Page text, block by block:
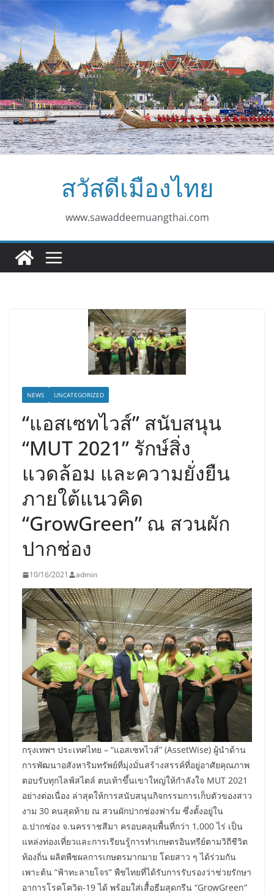
Skip
to
content
สวัสดีเมืองไทย
www.sawaddeemuangthai.com
NEWS UNCATEGORIZED
“แอสเซทไวส์” สนับสนุน
“MUT 2021” รักษ์สิ่ง
แวดล้อม และความยั่งยืน
ภายใต้แนวคิด
“GrowGreen” ณ สวนผัก
ปากช่อง
10/16/2021 admin
กรุงเทพฯ ประเทศไทย – “แอสเซทไวส์” (AssetWise) ผู้นำด้าน
การพัฒนาอสังหาริมทรัพย์ที่มุ่งมั่นสร้างสรรค์ที่อยู่อาศัยคุณภาพ
ตอบรับทุกไลฟ์สไตล์ ตบเท้าขึ้นเขาใหญ่ให้กำลังใจ MUT 2021
อย่างต่อเนื่อง ล่าสุดให้การสนับสนุนกิจกรรมการเก็บตัวของสาว
งาม 30 คนสุดท้าย ณ สวนผักปากช่องฟาร์ม ซึ่งตั้งอยู่ใน
อ.ปากช่อง จ.นครราชสีมา ครอบคลุมพื้นที่กว่า 1,000 ไร่ เป็น
แหล่งท่องเที่ยวและการเรียนรู้การทำเกษตรอินทรีย์ตามวิถีชีวิต
ท้องถิ่น ผลิตพืชผลการเกษตรมากมาย โดยสาว ๆ ได้ร่วมกัน
เพาะต้น “ฟ้าทะลายโจร” พืชไทยที่ได้รับการรับรองว่าช่วยรักษา
อาการโรคโควิด-19 ได้ พร้อมใส่เสื้อธีมสุดกรีน “GrowGreen”